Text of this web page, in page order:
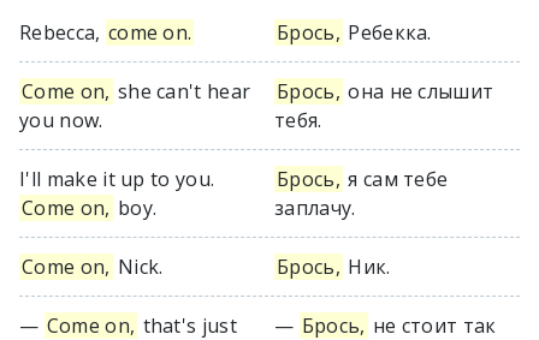
Rebecca, come on. Брось, Ребекка.
Come on, she can't hear
you now.
Брось, она не слышит
тебя.
I'll make it up to you.
Come on, boy.
Брось, я сам тебе
заплачу.
Come on, Nick. Брось, Ник.
— Come on, that's just
— Брось, не стоит так